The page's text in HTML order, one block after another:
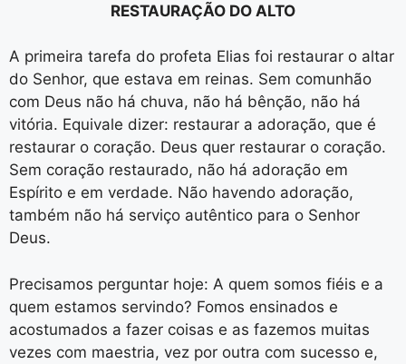
RESTAURAÇÃO DO ALTO
A primeira tarefa do profeta Elias foi restaurar o altar
do Senhor, que estava em reinas. Sem comunhão
com Deus não há chuva, não há bênção, não há
vitória. Equivale dizer: restaurar a adoração, que é
restaurar o coração. Deus quer restaurar o coração.
Sem coração restaurado, não há adoração em
Espírito e em verdade. Não havendo adoração,
também não há serviço autêntico para o Senhor
Deus.
Precisamos perguntar hoje: A quem somos fiéis e a
quem estamos servindo? Fomos ensinados e
acostumados a fazer coisas e as fazemos muitas
vezes com maestria, vez por outra com sucesso e,